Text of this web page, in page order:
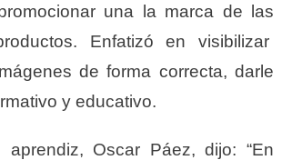
una la marca de las
Enfatizó en visibilizar
de forma correcta, darle
y educativo.
aprendiz, Oscar Páez, dijo: “En